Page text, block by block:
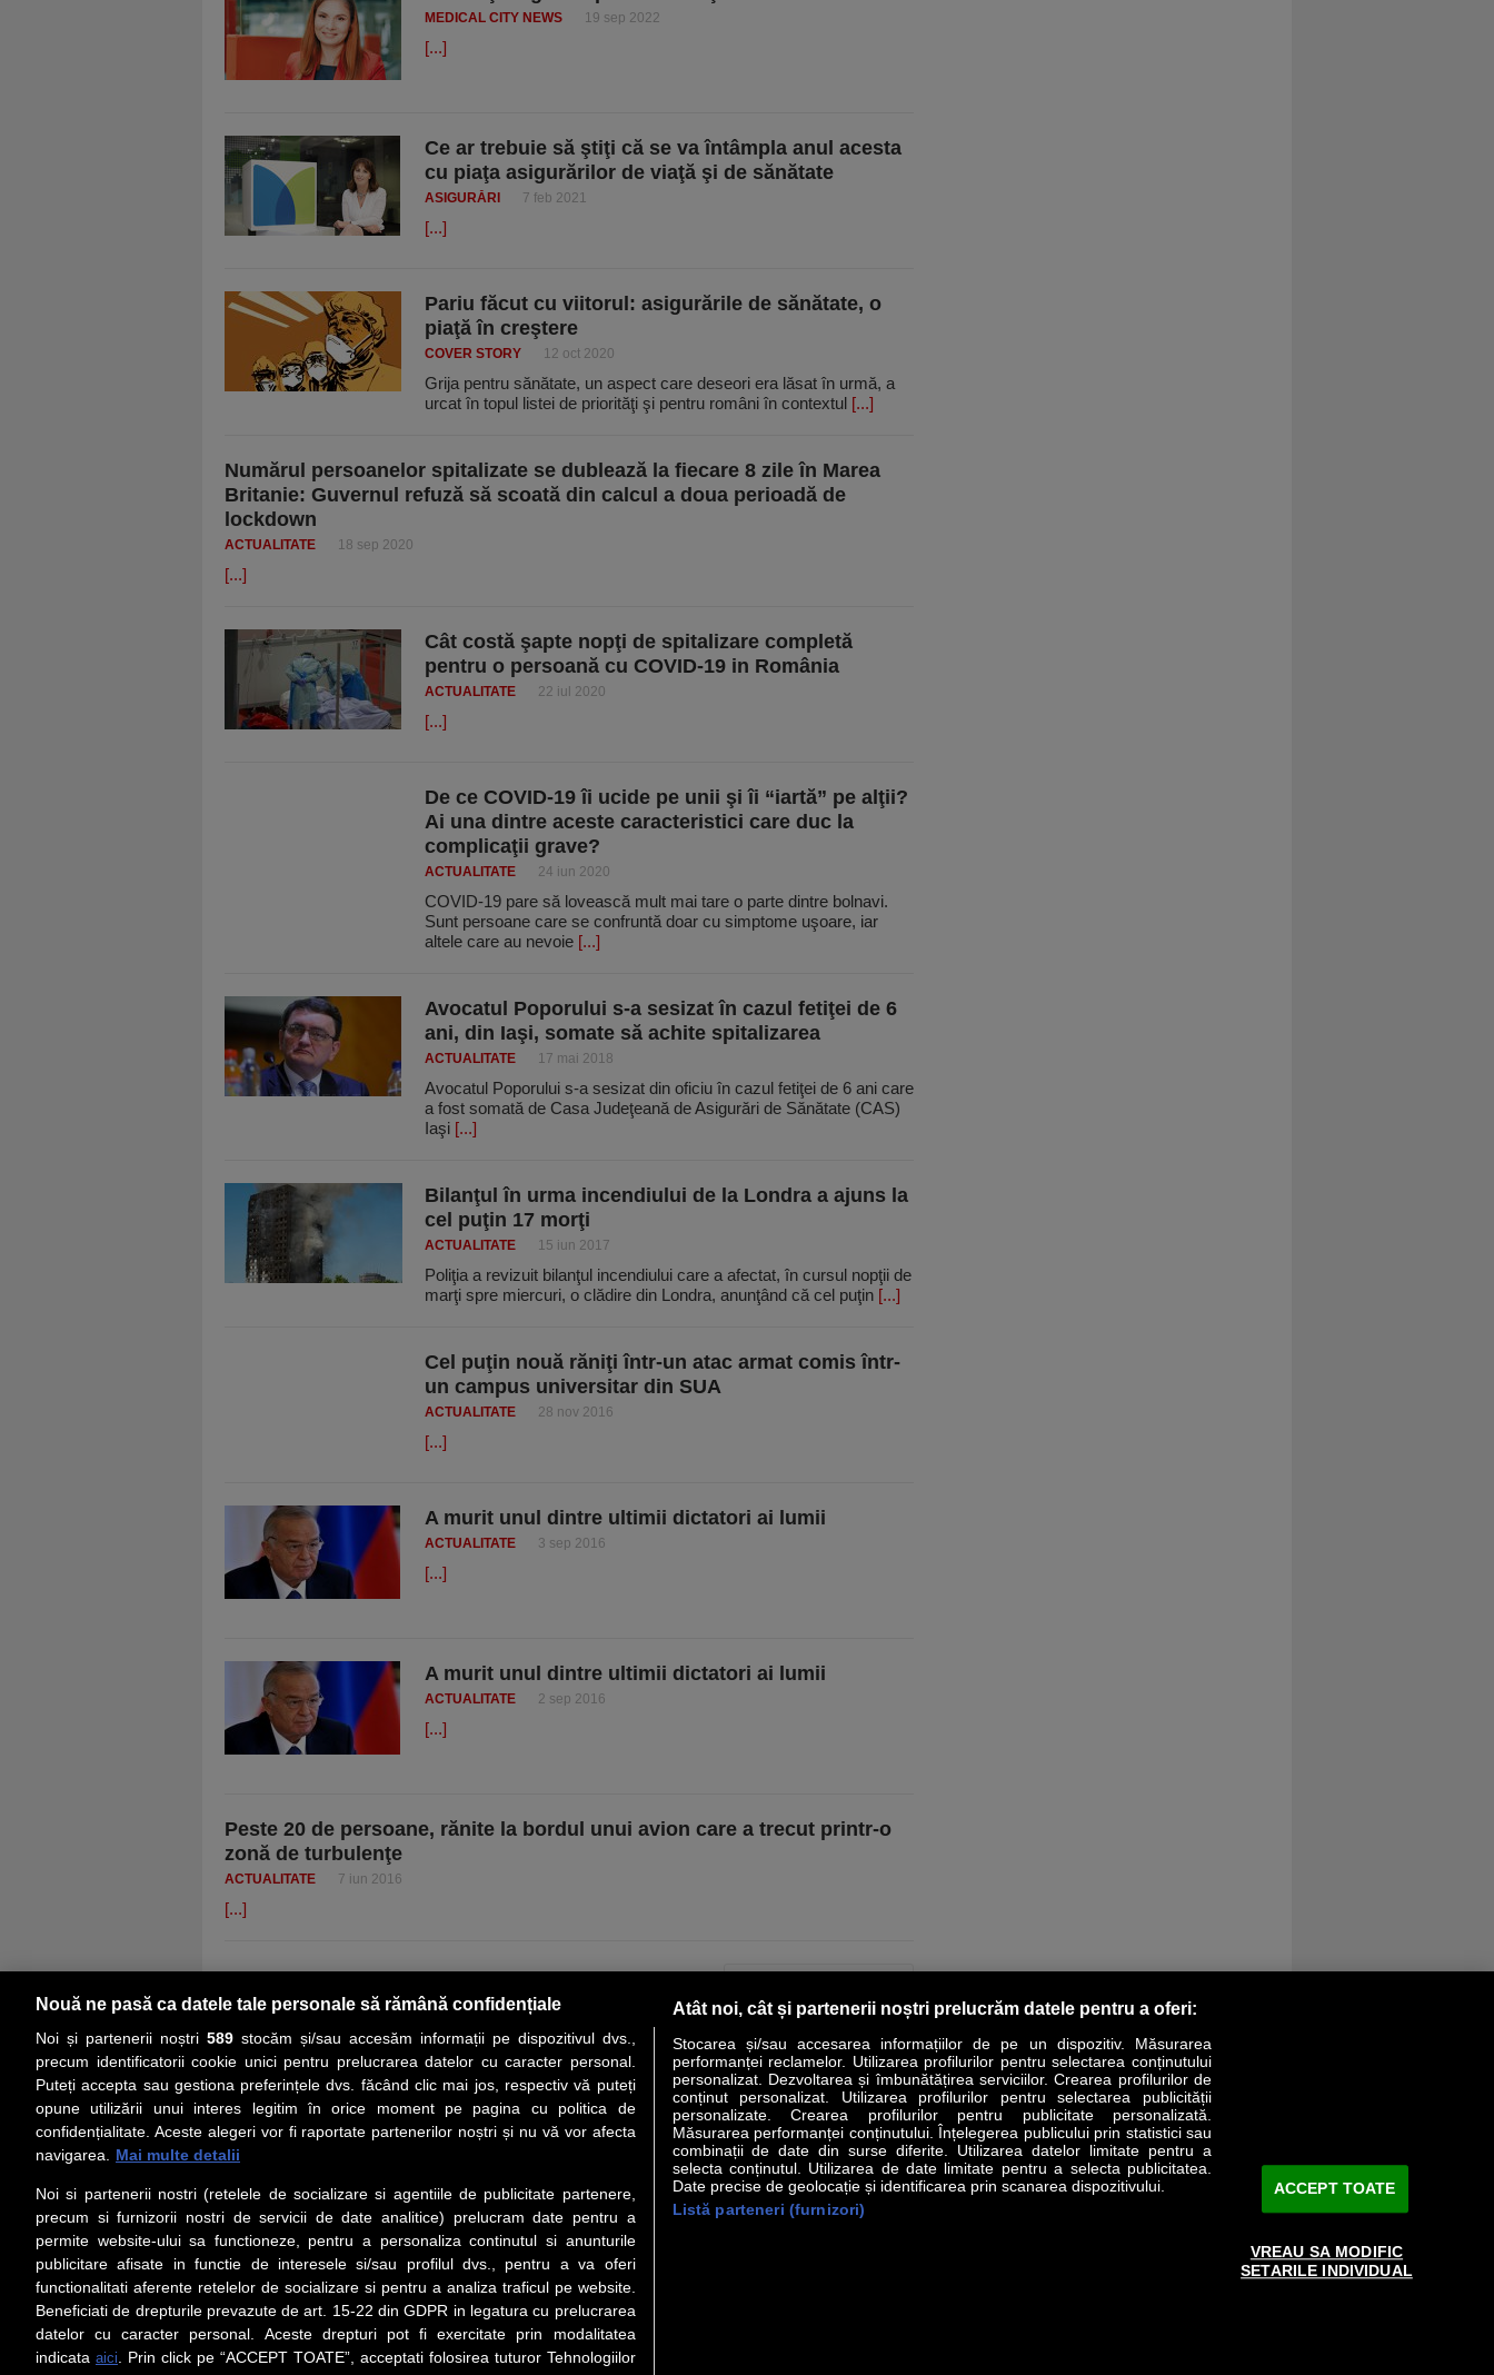
MEDICAL CITY NEWS 19 sep 2022
[...]
Ce ar trebuie să ştiţi că se va întâmpla anul acesta
cu piaţa asigurărilor de viaţă şi de sănătate
ASIGURĂRI 7 feb 2021
[...]
Pariu făcut cu viitorul: asigurările de sănătate, o
piaţă în creştere
COVER STORY 12 oct 2020
Grija pentru sănătate, un aspect care deseori era lăsat în urmă, a
urcat în topul listei de priorităţi şi pentru români în contextul [...]
Numărul persoanelor spitalizate se dublează la fiecare 8 zile în Marea
Britanie: Guvernul refuză să scoată din calcul a doua perioadă de
lockdown
ACTUALITATE 18 sep 2020
[...]
Cât costă şapte nopţi de spitalizare completă
pentru o persoană cu COVID-19 in România
ACTUALITATE 22 iul 2020
[...]
De ce COVID-19 îi ucide pe unii şi îi “iartă” pe alţii?
Ai una dintre aceste caracteristici care duc la
complicaţii grave?
ACTUALITATE 24 iun 2020
COVID-19 pare să lovească mult mai tare o parte dintre bolnavi.
Sunt persoane care se confruntă doar cu simptome uşoare, iar
altele care au nevoie [...]
Avocatul Poporului s-a sesizat în cazul fetiţei de 6
ani, din Iaşi, somate să achite spitalizarea
ACTUALITATE 17 mai 2018
Avocatul Poporului s-a sesizat din oficiu în cazul fetiţei de 6 ani care
a fost somată de Casa Judeţeană de Asigurări de Sănătate (CAS)
Iaşi [...]
Bilanţul în urma incendiului de la Londra a ajuns la
cel puţin 17 morţi
ACTUALITATE 15 iun 2017
Poliţia a revizuit bilanţul incendiului care a afectat, în cursul nopţii de
marţi spre miercuri, o clădire din Londra, anunţând că cel puţin [...]
Cel puţin nouă răniţi într-un atac armat comis într-
un campus universitar din SUA
ACTUALITATE 28 nov 2016
[...]
A murit unul dintre ultimii dictatori ai lumii
ACTUALITATE 3 sep 2016
[...]
A murit unul dintre ultimii dictatori ai lumii
ACTUALITATE 2 sep 2016
[...]
Peste 20 de persoane, rănite la bordul unui avion care a trecut printr-o
zonă de turbulenţe
ACTUALITATE 7 iun 2016
[...]
PRIMA PAGINĂ COVER STORY LIDERI ANALIZE HI-TECH MEET THE CEO LIFESTYLE SPECIAL OPINII
Social
Urmareste-ne pe Facebook
iarul Financiar
Despre Noi
Contact Redactie
Contact Marketing
Contact Vanzari
Abonamente print
Redactorii BM
Politica de confidentialitate
Termeni si conditii
About cookies
Servicii Revista Business Magazin
Nouă ne pasă ca datele tale personale să rămână confidențiale
Noi și partenerii noștri 589stocăm și/sau accesăm informații pe dispozitivul dvs.,
precum identificatorii cookie unici pentru prelucrarea datelor cu caracter personal.
Puteți accepta sau gestiona preferințele dvs. făcând clic mai jos, respectiv vă puteți
opune utilizării unui interes legitim în orice moment pe pagina cu politica de
confidențialitate. Aceste alegeri vor fi raportate partenerilor noștri și nu vă vor afecta
navigarea.
Mai multe detalii
Noi si partenerii nostri (retelele de socializare si agentiile de publicitate partenere,
precum si furnizorii nostri de servicii de date analitice) prelucram date pentru a
permite website-ului sa functioneze, pentru a personaliza continutul si anunturile
publicitare afisate in functie de interesele si/sau profilul dvs., pentru a va oferi
functionalitati aferente retelelor de socializare si pentru a analiza traficul pe website.
Beneficiati de drepturile prevazute de art. 15-22 din GDPR in legatura cu prelucrarea
datelor cu caracter personal. Aceste drepturi pot fi exercitate prin modalitatea
indicata aici. Prin click pe “ACCEPT TOATE”, acceptati folosirea tuturor Tehnologiilor
Atât noi, cât și partenerii noștri prelucrăm datele pentru a oferi:
Stocarea și/sau accesarea informațiilor de pe un dispozitiv. Măsurarea
performanței reclamelor. Utilizarea profilurilor pentru selectarea conținutului
personalizat. Dezvoltarea și îmbunătățirea serviciilor. Crearea profilurilor de
conținut personalizat. Utilizarea profilurilor pentru selectarea publicității
personalizate. Crearea profilurilor pentru publicitate personalizată.
Măsurarea performanței conținutului. Înțelegerea publicului prin statistici sau
combinații de date din surse diferite. Utilizarea datelor limitate pentru a
selecta conținutul. Utilizarea de date limitate pentru a selecta publicitatea.
Date precise de geolocație și identificarea prin scanarea dispozitivului.
Listă parteneri (furnizori)
ACCEPT TOATE
VREAU SA MODIFIC
SETARILE INDIVIDUAL